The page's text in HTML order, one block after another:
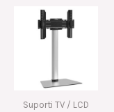
Suporti TV / LCD